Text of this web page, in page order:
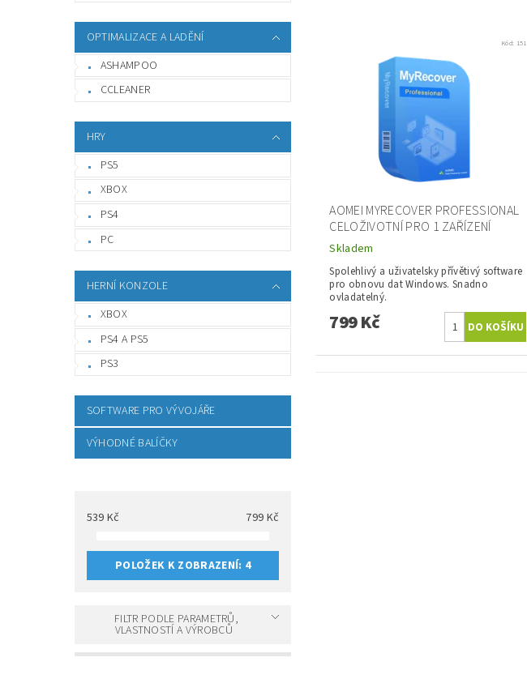
OPTIMALIZACE A LADĚNÍ
ASHAMPOO
CCLEANER
HRY
PS5
XBOX
PS4
PC
HERNÍ KONZOLE
XBOX
PS4 A PS5
PS3
SOFTWARE PRO VÝVOJÁŘE
VÝHODNÉ BALÍČKY
539 Kč 799 Kč
POLOŽEK K ZOBRAZENÍ: 4
FILTR PODLE PARAMETRŮ,
VLASTNOSTÍ A VÝROBCŮ
Kód: 151
AOMEI MYRECOVER PROFESSIONAL
CELOŽIVOTNÍ PRO 1 ZAŘÍZENÍ
Skladem
Spolehlivý a uživatelsky přívětivý software
pro obnovu dat Windows. Snadno
ovladatelný.
799 Kč